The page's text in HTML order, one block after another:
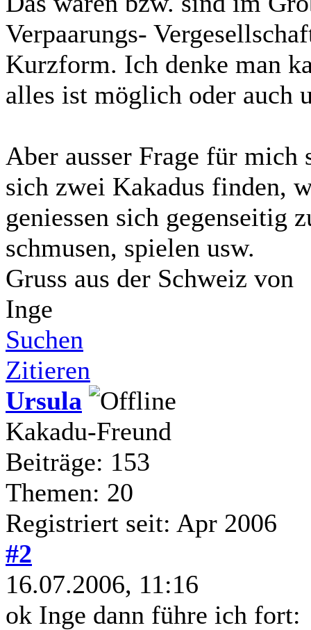
Verpaarungs-
Kurzform. Ich denke man
alles ist möglich oder auch
Aber ausser Frage für mich
sich zwei Kakadus finden,
geniessen sich gegenseitig
schmusen, spielen usw.
Gruss aus der Schweiz von
Inge
Suchen
Zitieren
Ursula
Kakadu-Freund
Beiträge: 153
Themen: 20
Registriert seit: Apr 2006
#2
16.07.2006, 11:16
ok Inge dann führe ich fort: